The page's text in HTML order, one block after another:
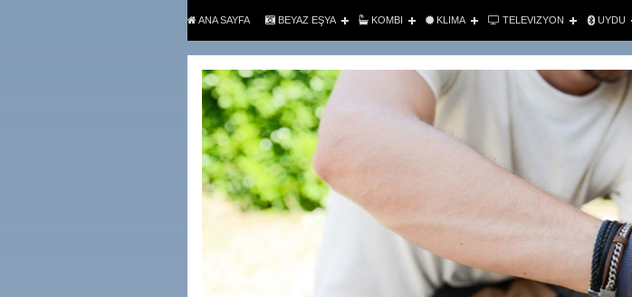
ANA SAYFA BEYAZ EŞYA KOMBI KLIMA TELEVIZYON UYDU